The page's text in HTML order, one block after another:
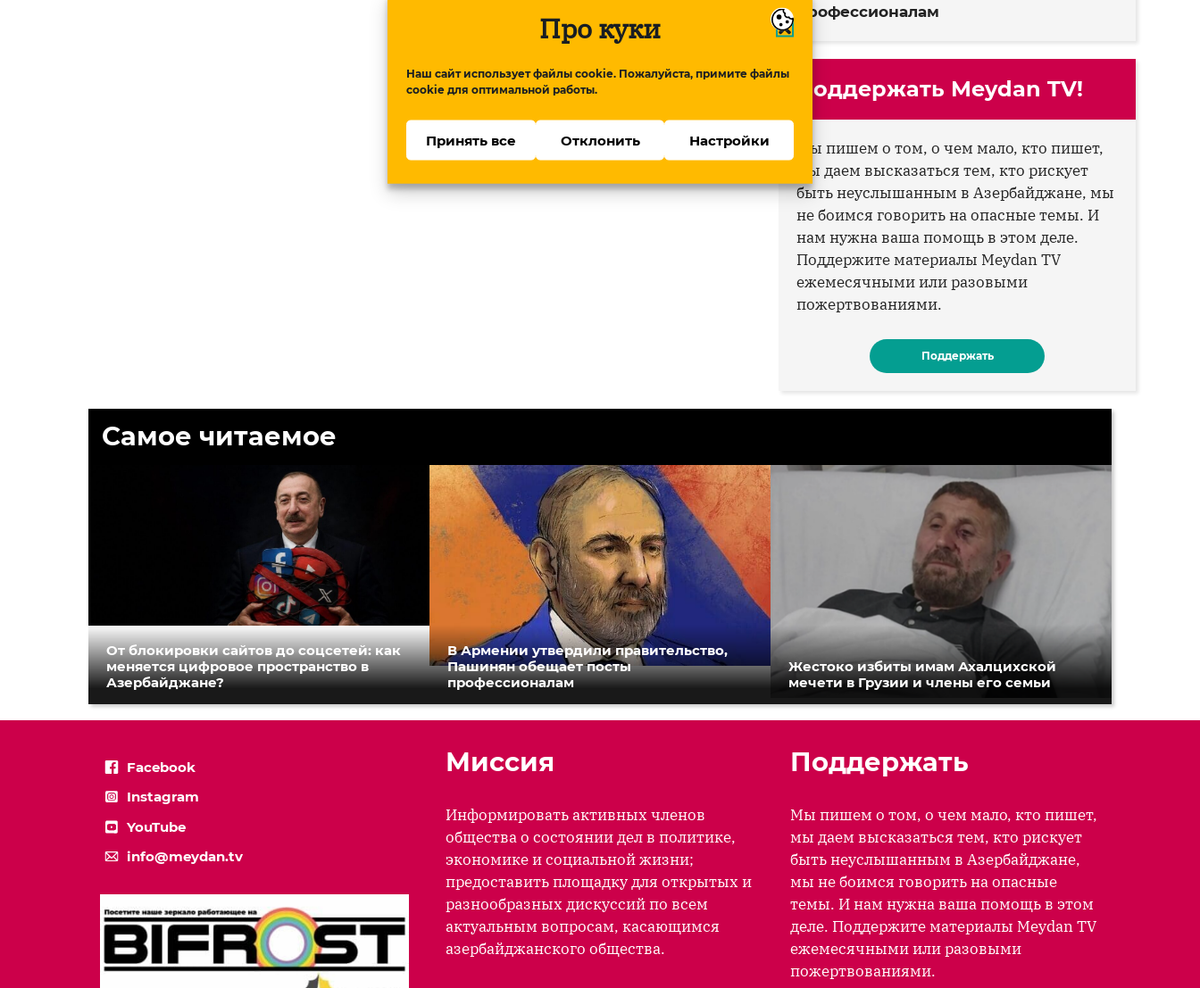
Про куки
Наш сайт использует файлы cookie. Пожалуйста, примите файлы
cookie для оптимальной работы.
Принять все Отклонить Настройки
профессионалам
Поддержать Meydan TV!
Мы пишем о том, о чем мало, кто пишет,
мы даем высказаться тем, кто рискует
быть неуслышанным в Азербайджане, мы
не боимся говорить на опасные темы. И
нам нужна ваша помощь в этом деле.
Поддержите материалы Meydan TV
ежемесячными или разовыми
пожертвованиями.
Поддержать
Самое читаемое
От блокировки сайтов до соцсетей: как
меняется цифровое пространство в
Азербайджане?
В Армении утвердили правительство,
Пашинян обещает посты
профессионалам
Жестоко избиты имам Ахалцихской
мечети в Грузии и члены его семьи
Facebook
Instagram
YouTube
info@meydan.tv
Миссия
Информировать активных членов
общества о состоянии дел в политике,
экономике и социальной жизни;
предоставить площадку для открытых и
разнообразных дискуссий по всем
актуальным вопросам, касающимся
азербайджанского общества.
Поддержать
Мы пишем о том, о чем мало, кто пишет,
мы даем высказаться тем, кто рискует
быть неуслышанным в Азербайджане,
мы не боимся говорить на опасные
темы. И нам нужна ваша помощь в этом
деле. Поддержите материалы Meydan TV
ежемесячными или разовыми
пожертвованиями.